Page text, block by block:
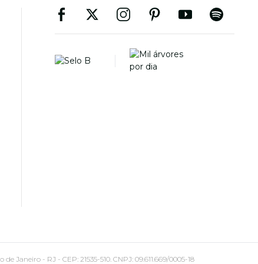
Janeiro - RJ - CEP: 21535-510. CNPJ: 09.611.669/0005-18